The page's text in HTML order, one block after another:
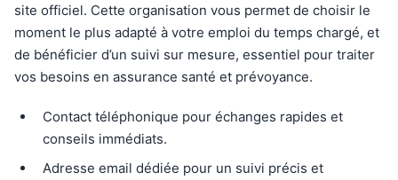
site officiel. Cette organisation vous permet de choisir le
moment le plus adapté à votre emploi du temps chargé, et
de bénéficier d’un suivi sur mesure, essentiel pour traiter
vos besoins en assurance santé et prévoyance.
Contact téléphonique pour échanges rapides et
conseils immédiats.
Adresse email dédiée pour un suivi précis et